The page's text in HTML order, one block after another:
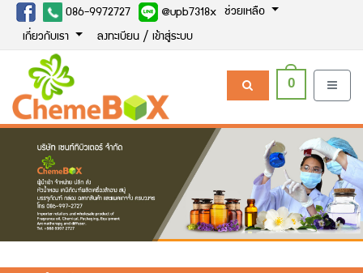
086-9972727 @upb7318x ช่วยเหลือ
เกี่ยวกับเรา ลงทะเบียน / เข้าสู่ระบบ
0